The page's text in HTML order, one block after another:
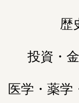
歴
投資・
医学・薬学